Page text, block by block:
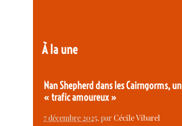
À la une
Nan Shepherd dans les Cairngorms, un
« trafic amoureux »
7 décembre 2025, parCécile Vibarel